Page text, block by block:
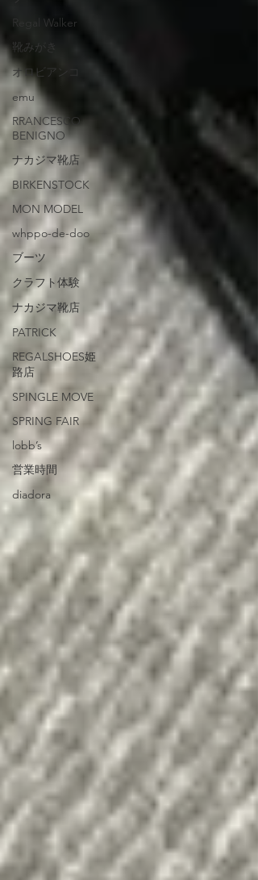
Regal Walker
靴みがき
オロビアンコ
emu
RRANCESCO
BENIGNO
ナカジマ靴店
BIRKENSTOCK
MON MODEL
whppo-de-doo
ブーツ
クラフト体験
ナカジマ靴店
PATRICK
REGALSHOES姫
路店
SPINGLE MOVE
SPRING FAIR
lobb’s
営業時間
diadora